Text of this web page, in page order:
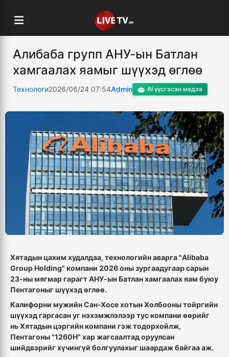
Алибаба групп АНУ-ын Батлан
хамгаалах яамыг шүүхэд өглөө
Технологи2026/06/24 07:54Admin AI үүсгэсэн мэдээ
Хятадын цахим худалдаа, технологийн аварга "Alibaba
Group Holding" компани 2026 оны зургаадугаар сарын
23-ны мягмар гарагт АНУ-ын Батлан хамгаалах яам буюу
Пентагоныг шүүхэд өглөө.
Калифорни мужийн Сан-Хосе хотын Холбооны тойргийн
шүүхэд гаргасан уг нэхэмжлэлээр тус компани өөрийг
нь Хятадын цэргийн компани гэж тодорхойлж,
Пентагоны "1260H" хар жагсаалтад оруулсан
шийдвэрийг хүчингүй болгуулахыг шаардаж байгаа аж.